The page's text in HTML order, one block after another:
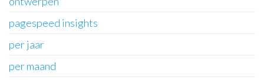
pagespeed insights
per jaar
per maand